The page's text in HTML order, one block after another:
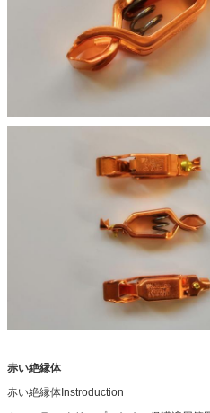
赤い絶縁体
赤い絶縁体Instroduction